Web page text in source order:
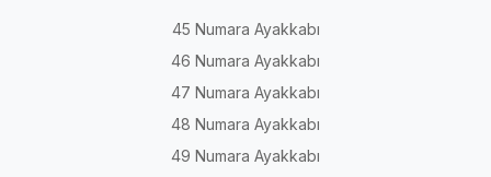
45 Numara Ayakkabı
46 Numara Ayakkabı
47 Numara Ayakkabı
48 Numara Ayakkabı
49 Numara Ayakkabı